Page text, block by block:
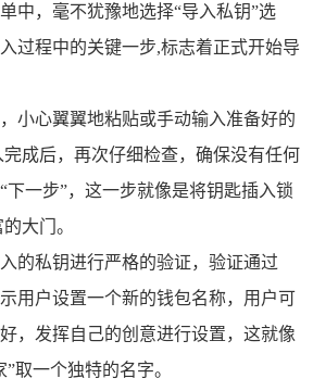
中，毫不犹豫地选择“导入私钥”选
过程中的关键一步,标志着正式开始导
小心翼翼地粘贴或手动输入准备好的
成后，再次仔细检查，确保没有任何
下一步”，这一步就像是将钥匙插入锁
大门。
的私钥进行严格的验证，验证通过
用户设置一个新的钱包名称，用户可
，发挥自己的创意进行设置，这就像
取一个独特的名字。